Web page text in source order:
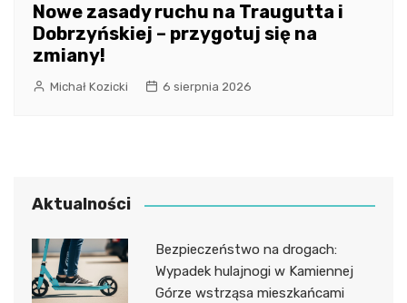
Nowe zasady ruchu na Traugutta i
Dobrzyńskiej – przygotuj się na
zmiany!
Michał Kozicki 6 sierpnia 2026
Aktualności
Bezpieczeństwo na drogach:
Wypadek hulajnogi w Kamiennej
Górze wstrząsa mieszkańcami